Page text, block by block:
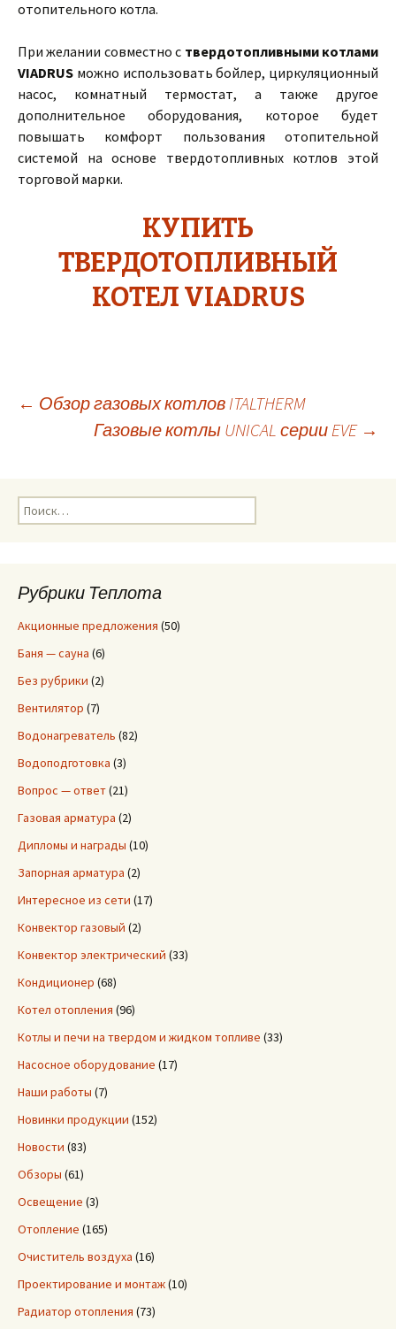
отопительного котла.
При желании совместно с твердотопливными котлами
VIADRUS можно использовать бойлер, циркуляционный
насос, комнатный термостат, а также другое
дополнительное оборудования, которое будет
повышать комфорт пользования отопительной
системой на основе твердотопливных котлов этой
торговой марки.
КУПИТЬ
ТВЕРДОТОПЛИВНЫЙ
КОТЕЛ VIADRUS
Навигация
по
← Обзор газовых котлов ITALTHERM
Газовые котлы UNICAL серии EVE →
Н
а
:Рубрики Теплота
Акционные предложения (50)
Баня — сауна (6)
Без рубрики (2)
Вентилятор (7)
Водонагреватель (82)
Водоподготовка (3)
Вопрос — ответ(21)
Газовая арматура (2)
Дипломы и награды (10)
Запорная арматура (2)
Интересное из сети (17)
Конвектор газовый (2)
Конвектор электрический (33)
Кондиционер (68)
Котел отопления (96)
Котлы и печи на твердом и жидком топливе (33)
Насосное оборудование (17)
Наши работы (7)
Новинки продукции (152)
Новости (83)
Обзоры (61)
Освещение (3)
Отопление (165)
Очиститель воздуха (16)
Проектирование и монтаж(10)
Радиатор отопления (73)